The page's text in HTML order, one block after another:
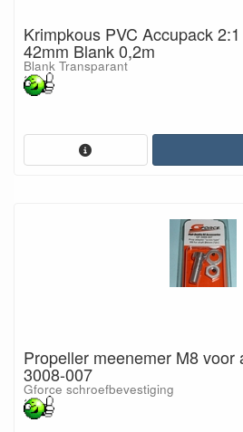
Krimpkous PVC Accupack
42mm Blank 0,2m
Blank Transparant
Propeller meenemer M8
3008-007
Gforce schroefbevestiging